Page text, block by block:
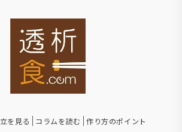
を見る コラムを読む
作り方のポイント